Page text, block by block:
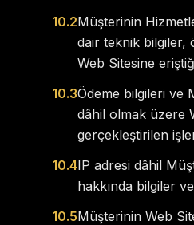
10.2Müşterinin
dair teknik bilgiler,
Web Sitesine
10.3Ödeme bilgileri ve
dâhil olmak üzere
gerçekleştirilen
10.4IP adresi dâhil
hakkında bilgiler
10.5Müşterinin Web